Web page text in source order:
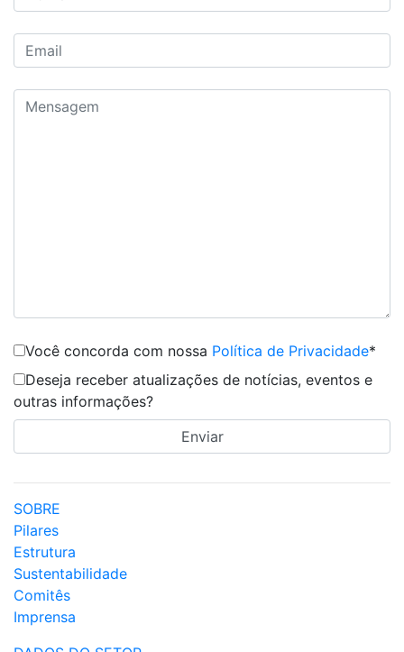
Você concorda com nossa Política de Privacidade*
Deseja receber atualizações de notícias, eventos e
outras informações?
SOBRE
Pilares
Estrutura
Sustentabilidade
Comitês
Imprensa